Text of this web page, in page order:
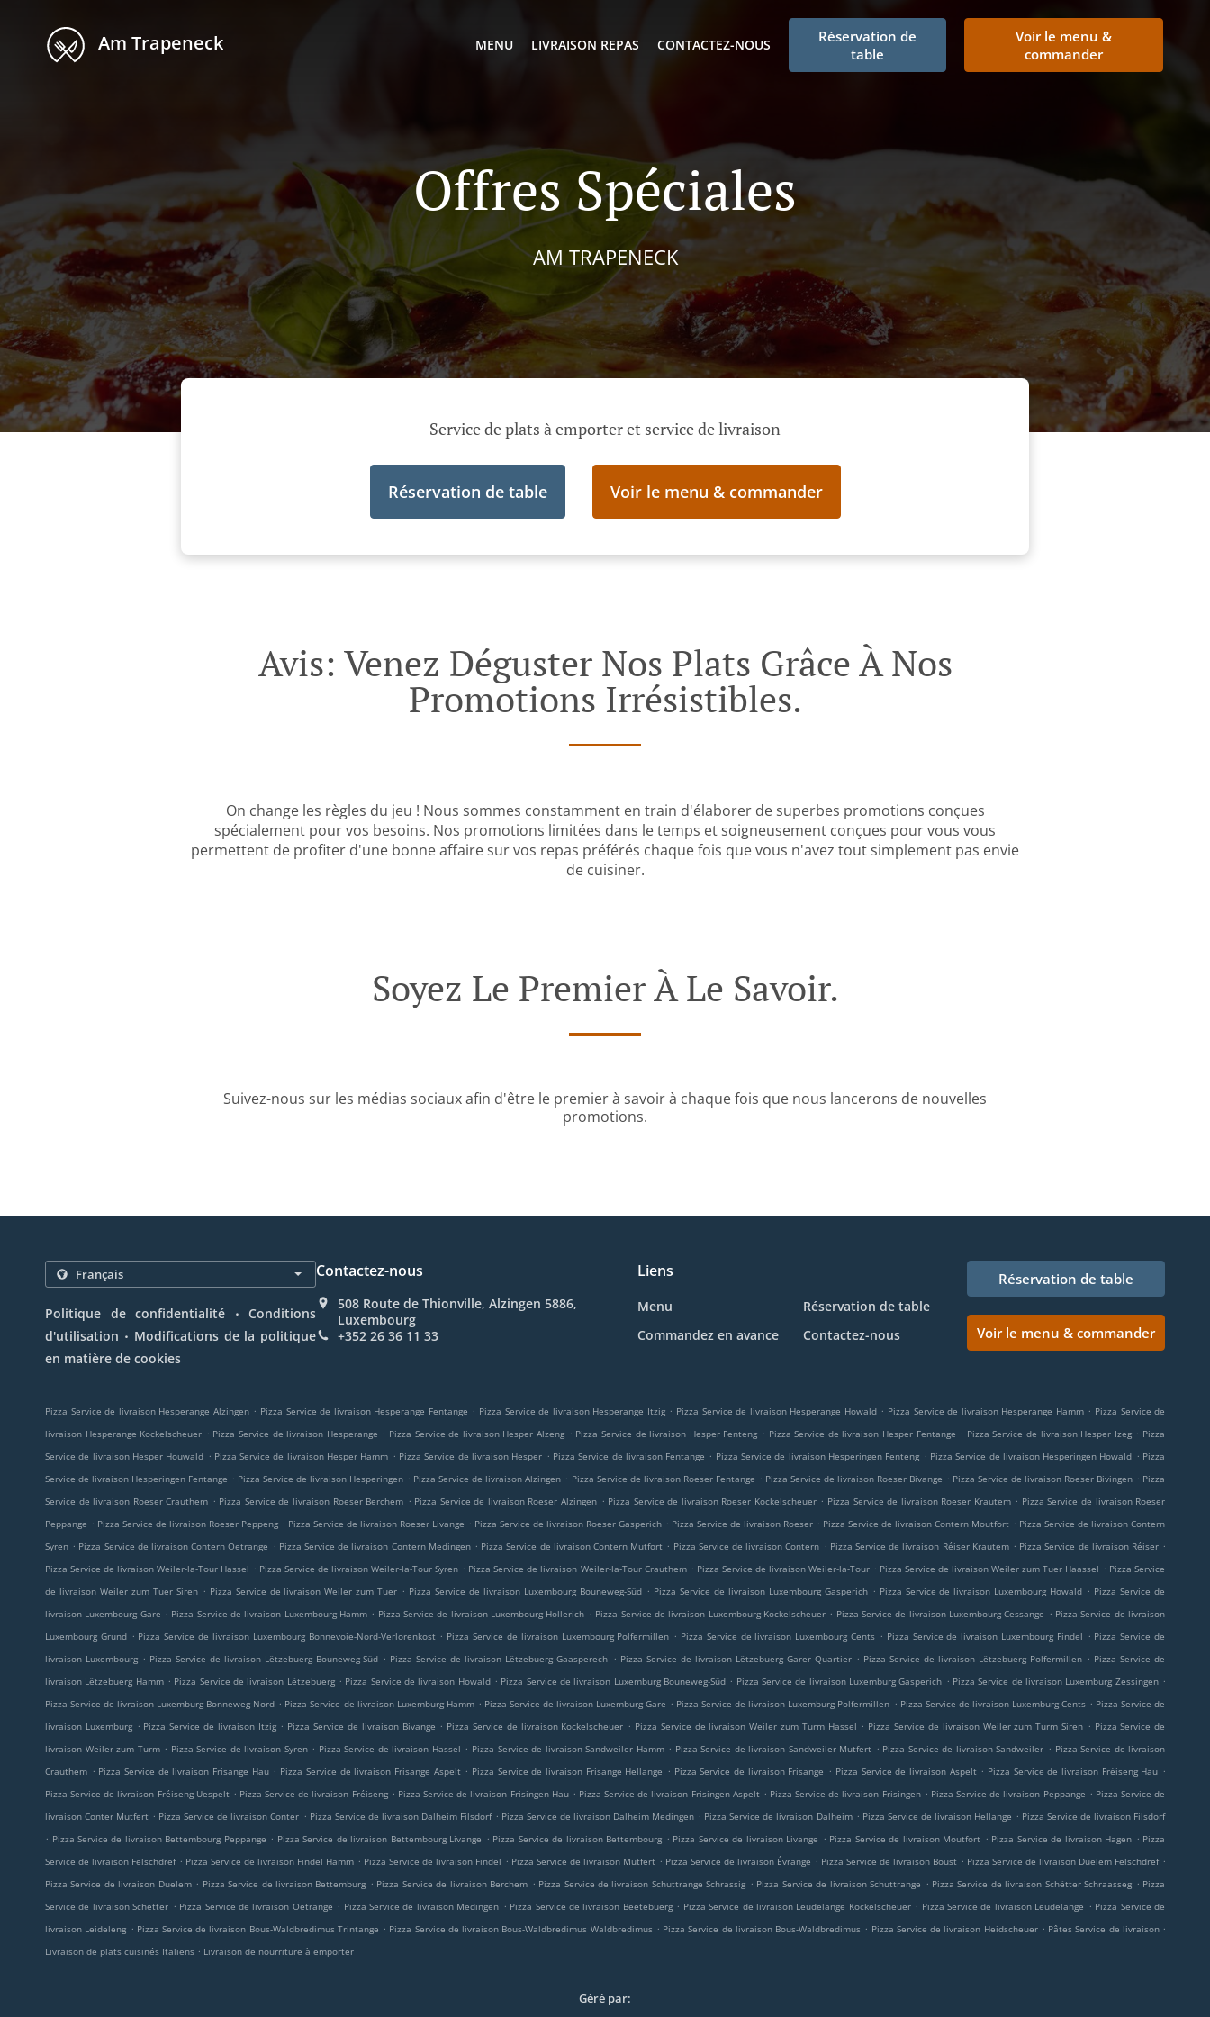
Am Trapeneck MENU LIVRAISON REPAS CONTACTEZ-NOUS
Réservation de
table
Voir le menu &
commander
Offres Spéciales
AM TRAPENECK
Service de plats à emporter et service de livraison
Réservation de table Voir le menu & commander
Avis: Venez Déguster Nos Plats Grâce À Nos
Promotions Irrésistibles.
On change les règles du jeu ! Nous sommes constamment en train d'élaborer de superbes promotions conçues
spécialement pour vos besoins. Nos promotions limitées dans le temps et soigneusement conçues pour vous vous
permettent de profiter d'une bonne affaire sur vos repas préférés chaque fois que vous n'avez tout simplement pas envie
de cuisiner.
Soyez Le Premier À Le Savoir.
Suivez-nous sur les médias sociaux afin d'être le premier à savoir à chaque fois que nous lancerons de nouvelles
promotions.
Politique de confidentialité . Conditions
d'utilisation . Modifications de la politique
en matière de cookies
Contactez-nous
508 Route de Thionville, Alzingen 5886,
Luxembourg
+352 26 36 11 33
Liens
Menu
Réservation de table
Commandez en avance
Contactez-nous
Réservation de table
Voir le menu & commander
Pizza Service de livraison Hesperange Alzingen . Pizza Service de livraison Hesperange Fentange . Pizza Service de livraison Hesperange Itzig . Pizza Service de livraison Hesperange Howald . Pizza Service de livraison Hesperange Hamm . Pizza Service de
livraison Hesperange Kockelscheuer . Pizza Service de livraison Hesperange . Pizza Service de livraison Hesper Alzeng . Pizza Service de livraison Hesper Fenteng . Pizza Service de livraison Hesper Fentange . Pizza Service de livraison Hesper Izeg . Pizza
Service de livraison Hesper Houwald . Pizza Service de livraison Hesper Hamm . Pizza Service de livraison Hesper . Pizza Service de livraison Fentange . Pizza Service de livraison Hesperingen Fenteng . Pizza Service de livraison Hesperingen Howald . Pizza
Service de livraison Hesperingen Fentange . Pizza Service de livraison Hesperingen . Pizza Service de livraison Alzingen . Pizza Service de livraison Roeser Fentange . Pizza Service de livraison Roeser Bivange . Pizza Service de livraison Roeser Bivingen . Pizza
Service de livraison Roeser Crauthem . Pizza Service de livraison Roeser Berchem . Pizza Service de livraison Roeser Alzingen . Pizza Service de livraison Roeser Kockelscheuer . Pizza Service de livraison Roeser Krautem . Pizza Service de livraison Roeser
Peppange . Pizza Service de livraison Roeser Peppeng . Pizza Service de livraison Roeser Livange . Pizza Service de livraison Roeser Gasperich . Pizza Service de livraison Roeser . Pizza Service de livraison Contern Moutfort . Pizza Service de livraison Contern
Syren . Pizza Service de livraison Contern Oetrange . Pizza Service de livraison Contern Medingen . Pizza Service de livraison Contern Mutfort . Pizza Service de livraison Contern . Pizza Service de livraison Réiser Krautem . Pizza Service de livraison Réiser .
Pizza Service de livraison Weiler-la-Tour Hassel . Pizza Service de livraison Weiler-la-Tour Syren . Pizza Service de livraison Weiler-la-Tour Crauthem . Pizza Service de livraison Weiler-la-Tour . Pizza Service de livraison Weiler zum Tuer Haassel . Pizza Service
de livraison Weiler zum Tuer Siren . Pizza Service de livraison Weiler zum Tuer . Pizza Service de livraison Luxembourg Bouneweg-Süd . Pizza Service de livraison Luxembourg Gasperich . Pizza Service de livraison Luxembourg Howald . Pizza Service de
livraison Luxembourg Gare . Pizza Service de livraison Luxembourg Hamm . Pizza Service de livraison Luxembourg Hollerich . Pizza Service de livraison Luxembourg Kockelscheuer . Pizza Service de livraison Luxembourg Cessange . Pizza Service de livraison
Luxembourg Grund . Pizza Service de livraison Luxembourg Bonnevoie-Nord-Verlorenkost . Pizza Service de livraison Luxembourg Polfermillen . Pizza Service de livraison Luxembourg Cents . Pizza Service de livraison Luxembourg Findel . Pizza Service de
livraison Luxembourg . Pizza Service de livraison Lëtzebuerg Bouneweg-Süd . Pizza Service de livraison Lëtzebuerg Gaasperech . Pizza Service de livraison Lëtzebuerg Garer Quartier . Pizza Service de livraison Lëtzebuerg Polfermillen . Pizza Service de
livraison Lëtzebuerg Hamm . Pizza Service de livraison Lëtzebuerg . Pizza Service de livraison Howald . Pizza Service de livraison Luxemburg Bouneweg-Süd . Pizza Service de livraison Luxemburg Gasperich . Pizza Service de livraison Luxemburg Zessingen .
Pizza Service de livraison Luxemburg Bonneweg-Nord . Pizza Service de livraison Luxemburg Hamm . Pizza Service de livraison Luxemburg Gare . Pizza Service de livraison Luxemburg Polfermillen . Pizza Service de livraison Luxemburg Cents . Pizza Service de
livraison Luxemburg . Pizza Service de livraison Itzig . Pizza Service de livraison Bivange . Pizza Service de livraison Kockelscheuer . Pizza Service de livraison Weiler zum Turm Hassel . Pizza Service de livraison Weiler zum Turm Siren . Pizza Service de
livraison Weiler zum Turm . Pizza Service de livraison Syren . Pizza Service de livraison Hassel . Pizza Service de livraison Sandweiler Hamm . Pizza Service de livraison Sandweiler Mutfert . Pizza Service de livraison Sandweiler . Pizza Service de livraison
Crauthem . Pizza Service de livraison Frisange Hau . Pizza Service de livraison Frisange Aspelt . Pizza Service de livraison Frisange Hellange . Pizza Service de livraison Frisange . Pizza Service de livraison Aspelt . Pizza Service de livraison Fréiseng Hau .
Pizza Service de livraison Fréiseng Uespelt . Pizza Service de livraison Fréiseng . Pizza Service de livraison Frisingen Hau . Pizza Service de livraison Frisingen Aspelt . Pizza Service de livraison Frisingen . Pizza Service de livraison Peppange . Pizza Service de
livraison Conter Mutfert . Pizza Service de livraison Conter . Pizza Service de livraison Dalheim Filsdorf . Pizza Service de livraison Dalheim Medingen . Pizza Service de livraison Dalheim . Pizza Service de livraison Hellange . Pizza Service de livraison Filsdorf
. Pizza Service de livraison Bettembourg Peppange . Pizza Service de livraison Bettembourg Livange . Pizza Service de livraison Bettembourg . Pizza Service de livraison Livange . Pizza Service de livraison Moutfort . Pizza Service de livraison Hagen . Pizza
Service de livraison Fëlschdref . Pizza Service de livraison Findel Hamm . Pizza Service de livraison Findel . Pizza Service de livraison Mutfert . Pizza Service de livraison Évrange . Pizza Service de livraison Boust . Pizza Service de livraison Duelem Fëlschdref .
Pizza Service de livraison Duelem . Pizza Service de livraison Bettemburg . Pizza Service de livraison Berchem . Pizza Service de livraison Schuttrange Schrassig . Pizza Service de livraison Schuttrange . Pizza Service de livraison Schëtter Schraasseg . Pizza
Service de livraison Schëtter . Pizza Service de livraison Oetrange . Pizza Service de livraison Medingen . Pizza Service de livraison Beetebuerg . Pizza Service de livraison Leudelange Kockelscheuer . Pizza Service de livraison Leudelange . Pizza Service de
livraison Leideleng . Pizza Service de livraison Bous-Waldbredimus Trintange . Pizza Service de livraison Bous-Waldbredimus Waldbredimus . Pizza Service de livraison Bous-Waldbredimus . Pizza Service de livraison Heidscheuer . Pâtes Service de livraison .
Livraison de plats cuisinés Italiens . Livraison de nourriture à emporter
Géré par: